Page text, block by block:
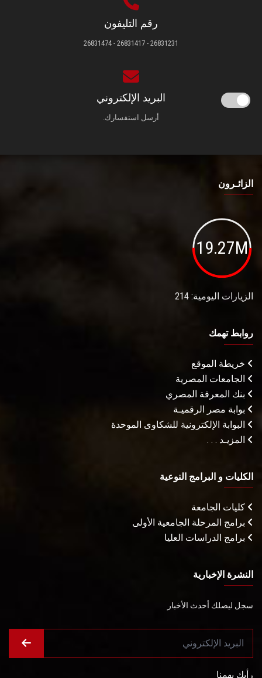
رقم التليفون
26831231 - 26831417 - 26831474
البريد الإلكتروني
أرسل استفسارك.
الزائـرون
19.27M
الزيارات اليومية: 214
روابط تهمك
خريطة الموقع
الجامعات المصرية
بنك المعرفة المصري
بوابة مصر الرقميـة
البوابة الإلكترونية للشكاوى الموحدة
المزيـد . . .
الكليات و البرامج النوعية
كليات الجامعة
برامج المرحلة الجامعية الأولى
برامج الدراسات العليا
النشرة الإخبارية
سجل ليصلك أحدث الأخبار
رأيك يهمنا